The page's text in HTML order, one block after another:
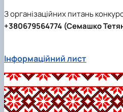
З організаційних питань
+380679564774 (Семашко
Інформаційний лист